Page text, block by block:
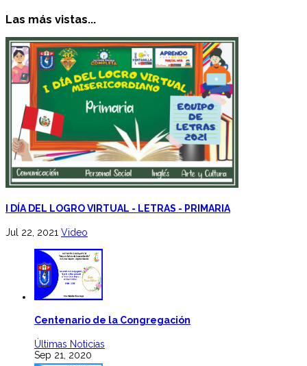
Las más vistas...
I DÍA DEL LOGRO VIRTUAL - LETRAS - PRIMARIA
Jul 22, 2021 Video
Centenario de la Congregación
Últimas Noticias
Sep 21, 2020